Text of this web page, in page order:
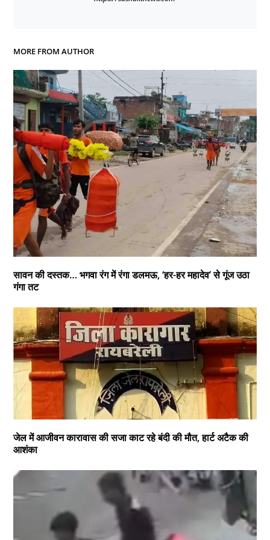
MORE FROM AUTHOR
सावन की दस्तक… भगवा रंग में रंगा डलमऊ, ‘हर-हर महादेव’ से गूंज उठा
गंगा तट
जेल में आजीवन कारावास की सजा काट रहे बंदी की मौत, हार्ट अटैक की
आशंका